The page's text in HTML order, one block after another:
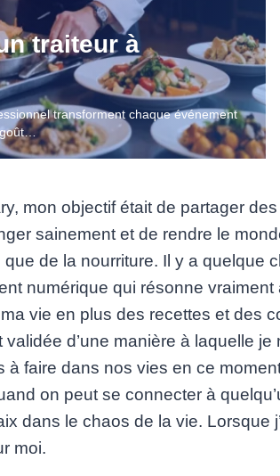
traiteur à
transforment chaque événement
goût…
mon objectif était de partager
sainement et de rendre le
de la nourriture. Il y a quelque
numérique qui résonne
vie en plus des recettes et des
d’une manière à laquelle je
faire dans nos vies en ce
on peut se connecter à
dans le chaos de la vie. Lorsque
moi.